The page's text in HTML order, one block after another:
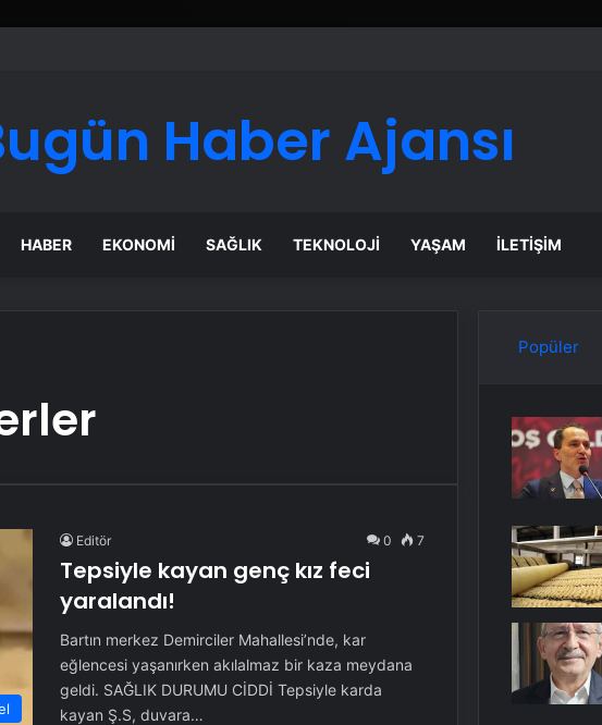
Haber Ajansı
HABER EKONOMI SAĞLIK TEKNOLOJI YAŞAM İLETIŞIM
Editör 0 7
Tepsiyle kayan genç kız feci
yaralandı!
Bartın merkez Demirciler Mahallesi’nde, kar
eğlencesi yaşanırken akılalmaz bir kaza meydana
geldi. SAĞLIK DURUMU CİDDİ Tepsiyle karda
kayan Ş.S, duvara…
Popüler